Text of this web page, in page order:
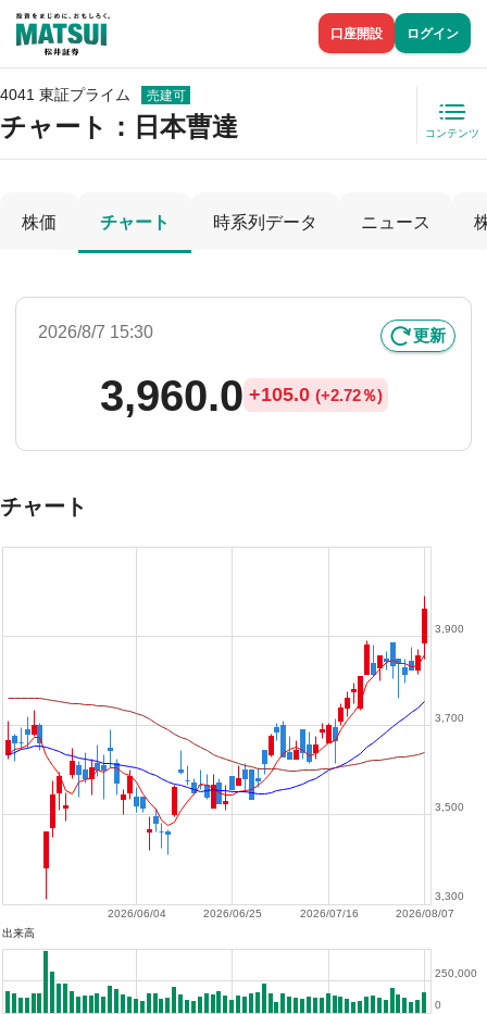
口座開設 ログイン
4041 東証プライム 売建可
チャート： 日本曹達 コンテンツ
株価 チャート 時系列データ ニュース
2026/8/7 15:30 更新
3,960.0 +105.0 (+2.72％)
チャート
2026/08/07
2026/07/16
2026/06/25
2026/06/04
3,300
3,500
3,700
3,900
出来高
0
250,000